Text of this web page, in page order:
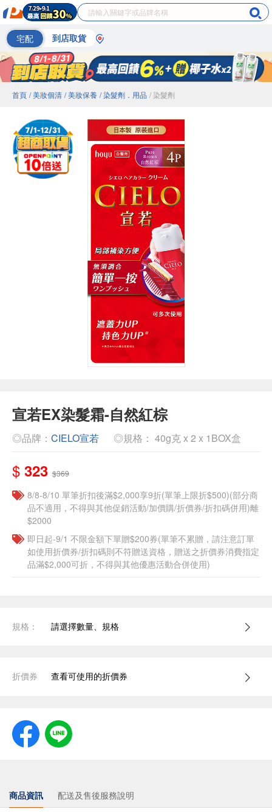
宅配 到店取貨
首頁 / 美妝個清 / 美妝保養 / 染髮劑．用品 / 染髮劑
宣若EX染髮霜-自然紅棕
◎品牌： CIELO宣若 ◎規格： 40g克 x 2 x 1BOX盒
$ 323 $369
8/8-8/10 單筆折扣後滿$2,000享9折(單筆上限折$500)(部分商
品不適用，不得與其他促銷活動/加價購/折價券/折扣碼併用)離
$2000
即日起-9/1 不限金額下單贈$200券(單筆不累贈，請注意訂單
如使用折價券/折扣碼則不符贈送資格，贈送之折價券消費指定
品滿$2,000可折，不得與其他優惠活動合併使用)
規格： 請選擇數量、規格
折價券 查看可使用的折價券
商品資訊 配送及售後服務說明